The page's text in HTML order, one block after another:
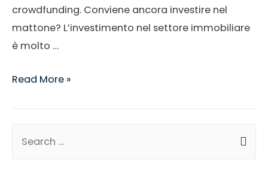
crowdfunding. Conviene ancora investire nel
mattone? L’investimento nel settore immobiliare
è molto …
Read More »